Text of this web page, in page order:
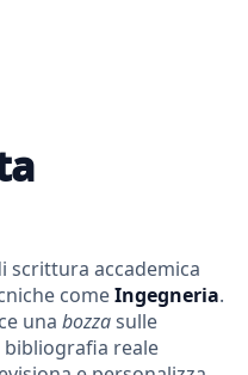
scrittura accademica
comeIngegneria.
una bozzasulle
reale